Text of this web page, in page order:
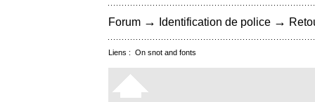
Forum → Identification de police →
Liens : On snot and fonts